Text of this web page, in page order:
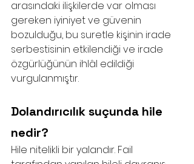
arasındaki ilişkilerde var olması
gereken iyiniyet ve güvenin
bozulduğu, bu suretle kişinin irade
serbestisinin etkilendiği ve irade
özgürlüğünün ihlâl edildiği
vurgulanmıştır.
Dolandırıcılık suçunda hile
nedir?
Hile nitelikli bir yalandır. Fail